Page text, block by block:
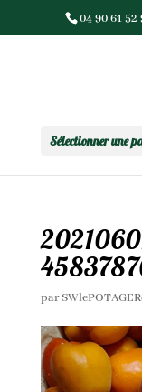
04 90 61 52
Sélectionner une
par